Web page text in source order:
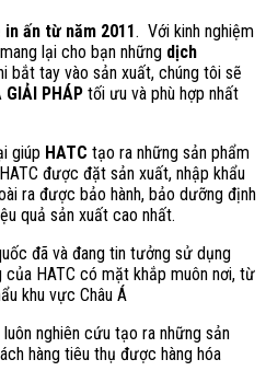
in ấn từ năm 2011. Với kinh nghiệm
lại cho bạn những dịch
bắt tay vào sản xuất, chúng tôi sẽ
GIẢI PHÁP tối ưu và phù hợp nhất
giúp HATC tạo ra những sản phẩm
được đặt sản xuất, nhập khẩu
ra được bảo hành, bảo dưỡng định
quả sản xuất cao nhất.
đã và đang tin tưởng sử dụng
của HATC có mặt khắp muôn nơi, từ
khu vực Châu Á
nghiên cứu tạo ra những sản
hàng tiêu thụ được hàng hóa